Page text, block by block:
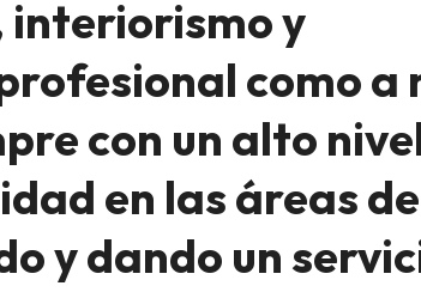
y
como a
con un alto
en las áreas
y dando un